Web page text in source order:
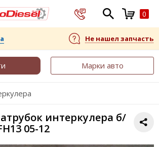
0
Не нашел запчасть
Марки авто
интеркулера б/
05-12